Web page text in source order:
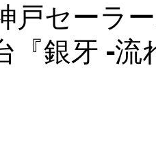
戸セーラ
『銀牙 -流